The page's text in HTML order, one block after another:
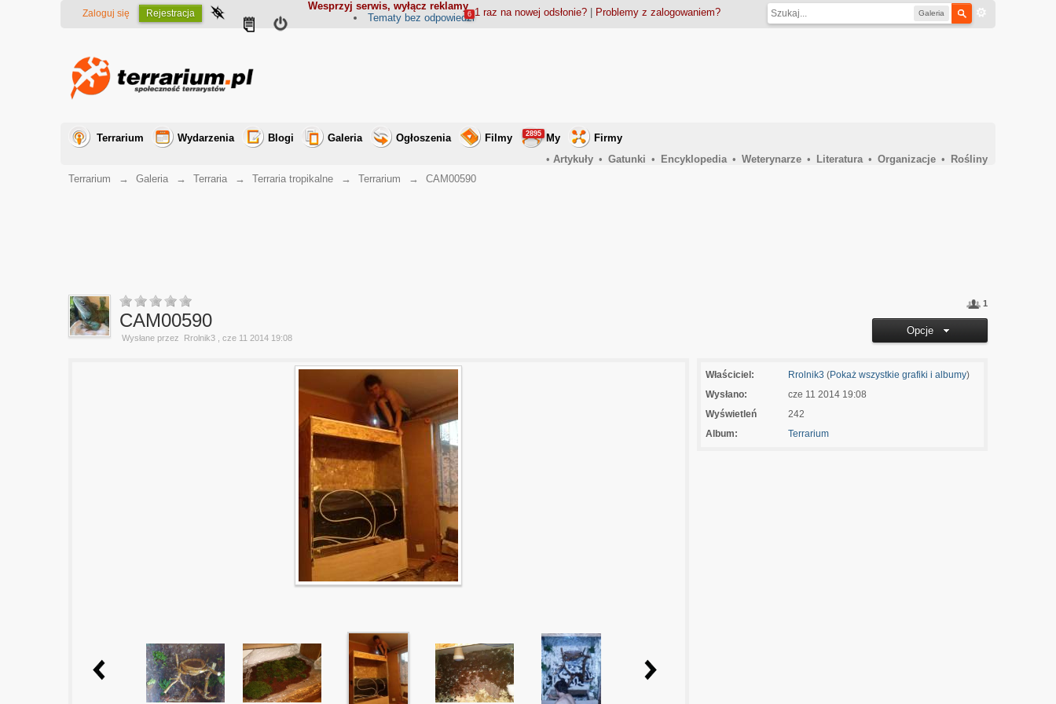
Wesprzyj serwis, wyłącz reklamy
Galeria
Zaloguj się Rejestracja 1 raz na nowej odsłonie?| Problemy z zalogowaniem?
Tematy bez odpowiedzi
6
Terrarium Wydarzenia Blogi Galeria Ogłoszenia Filmy My
2895
Firmy
• Artykuły • Gatunki • Encyklopedia • Weterynarze • Literatura • Organizacje •
Rośliny
Terrarium
→ Galeria → Terraria → Terraria tropikalne → Terrarium → CAM00590
1
Opcje
CAM00590
Wysłane przez Rrolnik3 , cze 11 2014 19:08
Właściciel: Rrolnik3 (Pokaż wszystkie grafiki i albumy)
Wysłano:
cze 11 2014 19:08
Wyświetleń
242
Album:
Terrarium